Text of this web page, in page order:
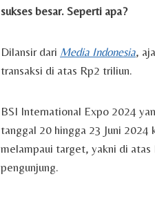
sukses besar. Seperti apa?
Dilansir dari Media Indonesia,
transaksi di atas Rp2 triliun.
BSI International Expo 2024
tanggal 20 hingga 23 Juni 2024
melampaui target, yakni di
pengunjung.